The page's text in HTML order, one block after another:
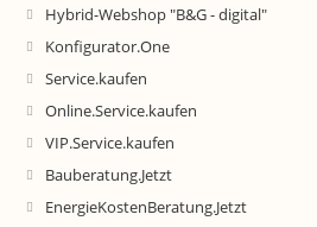
Hybrid-Webshop "B&G - digital"
Konfigurator.One
Service.kaufen
Online.Service.kaufen
VIP.Service.kaufen
Bauberatung.Jetzt
EnergieKostenBeratung.Jetzt